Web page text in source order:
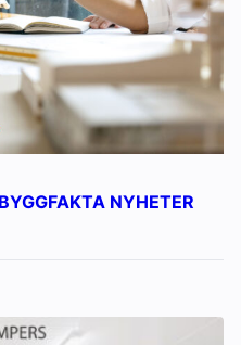
NYHETER